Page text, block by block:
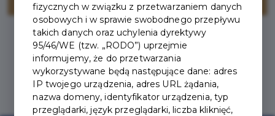
Brak wydarzeń spełniających kryteria wyszukiwania.
Wyczyść kryteria wyszukiwania
fizycznych w związku z przetwarzaniem danych
osobowych i w sprawie swobodnego przepływu
takich danych oraz uchylenia dyrektywy
95/46/WE (tzw. „RODO”) uprzejmie
informujemy, że do przetwarzania
wykorzystywane będą następujące dane: adres
IP twojego urządzenia, adres URL żądania,
nazwa domeny, identyfikator urządzenia, typ
przeglądarki, język przeglądarki, liczba kliknięć,